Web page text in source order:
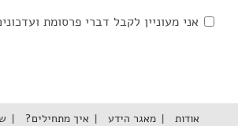
אני מעוניין לקבל דברי פרסומת
אודות מאגר הידע איך מתחילים?